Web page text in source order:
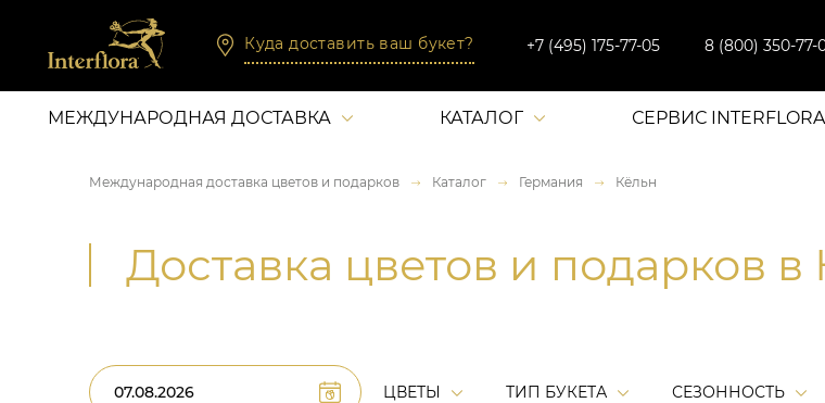
Куда доставить ваш букет? +7 (495) 175-77-05 8 (800) 350-77-
МЕЖДУНАРОДНАЯ ДОСТАВКА КАТАЛОГ СЕРВИС INTERFLORA
Международная доставка цветов и подарков Каталог Германия Кёльн
Доставка цветов и подарков в
ЦВЕТЫ ТИП БУКЕТА СЕЗОННОСТЬ